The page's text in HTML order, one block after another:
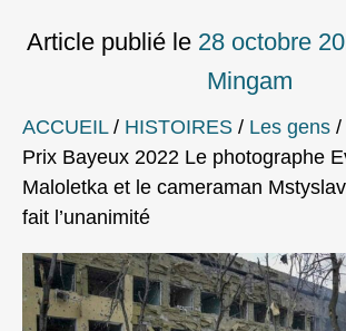
Article publié le 28 octobre
Mingam
ACCUEIL/ HISTOIRES / Les gens /
Prix Bayeux 2022 Le photographe
Maloletka et le cameraman
fait l’unanimité